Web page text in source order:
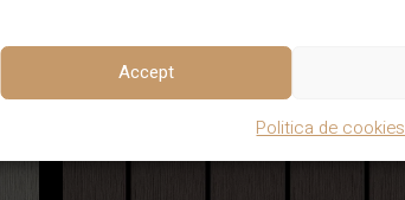
Accept
Politica de cookies